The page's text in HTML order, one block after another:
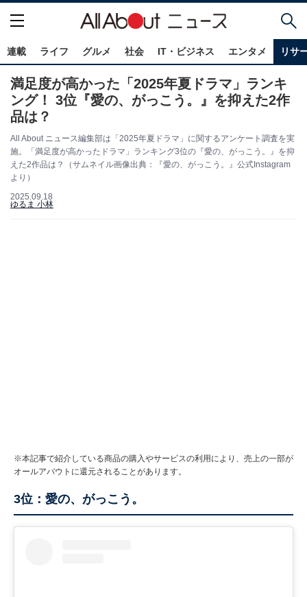
連載 ライフ グルメ 社会 IT・ビジネス エンタメ リサ
満足度が高かった「2025年夏ドラマ」ランキ
ング！ 3位『愛の、がっこう。』を抑えた2作
品は？
All About ニュース編集部は「2025年夏ドラマ」に関するアンケート調査を実
施。「満足度が高かったドラマ」ランキング3位の『愛の、がっこう。』を抑
えた2作品は？（サムネイル画像出典：『愛の、がっこう。』公式Instagram
より）
2025.09.18
ゆるま 小林
※本記事で紹介している商品の購入やサービスの利用により、売上の一部が
オールアバウトに還元されることがあります。
3位：愛の、がっこう。